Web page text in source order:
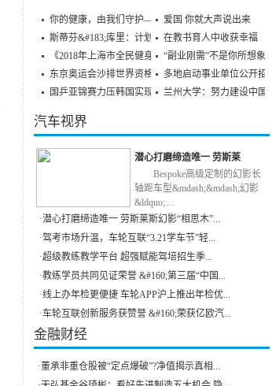
你的健康，由我们守护——
斯蒂芬&#183;库里：计划参
《2018年上海市全民健身发
东京奥运会沙排世界资格赛
国乒亚锦赛力压韩国实现男
爱国 你就大声说出来
在教书育人中收获幸福
“副业刚需”不是你所想象
多地启动事业单位公开招聘
兰州大学：努力建设中国特
汽车视界
潜心打磨缔造唯一 劳斯莱
Bespoke高级定制的幻影长
轴距车型&mdash;&mdash;幻影
&ldquo;…
·潜心打磨缔造唯一 劳斯莱斯幻影“相思木”...
·驾考市场升温，车轮互联“3.21学车节”轻...
·超级教练教学平台 超强赋能驾培招生季...
·教练学员共同见证荣誉 &#160;第三届“中国...
·线上办年检更便捷 车轮APP沪上推出年检优...
·车轮互联创新服务获赞誉 &#160;荣获亿欧汽...
金融财经
·董承非重仓股被“定点爆破”?净值揭示真相...